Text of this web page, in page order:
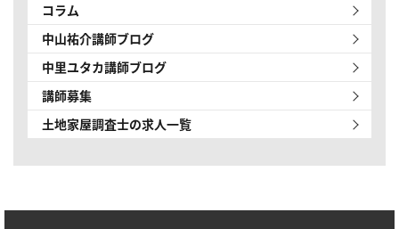
コラム
中山祐介講師ブログ
中里ユタカ講師ブログ
講師募集
土地家屋調査士の求人一覧